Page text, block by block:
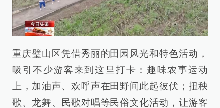
重庆璧山区凭借秀丽的田园风光和特色活动，
吸引不少游客来到这里打卡：趣味农事运动
上，加油声、欢呼声在田野间此起彼伏；扭秧
歌、龙舞、民歌对唱等民俗文化活动，让游客